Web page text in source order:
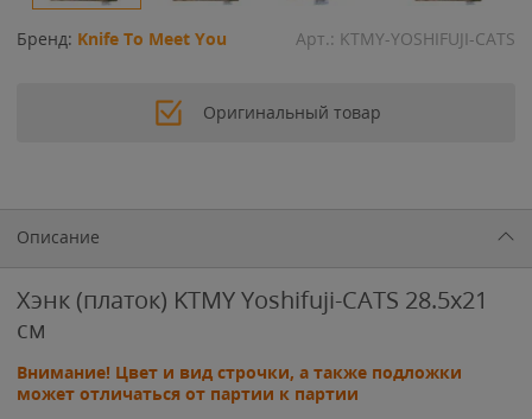
Бренд: Knife To Meet You Арт.: KTMY-YOSHIFUJI-CATS
Оригинальный товар
Описание
Хэнк (платок) KTMY Yoshifuji-CATS 28.5x21
см
Внимание! Цвет и вид строчки, а также подложки
может отличаться от партии к партии